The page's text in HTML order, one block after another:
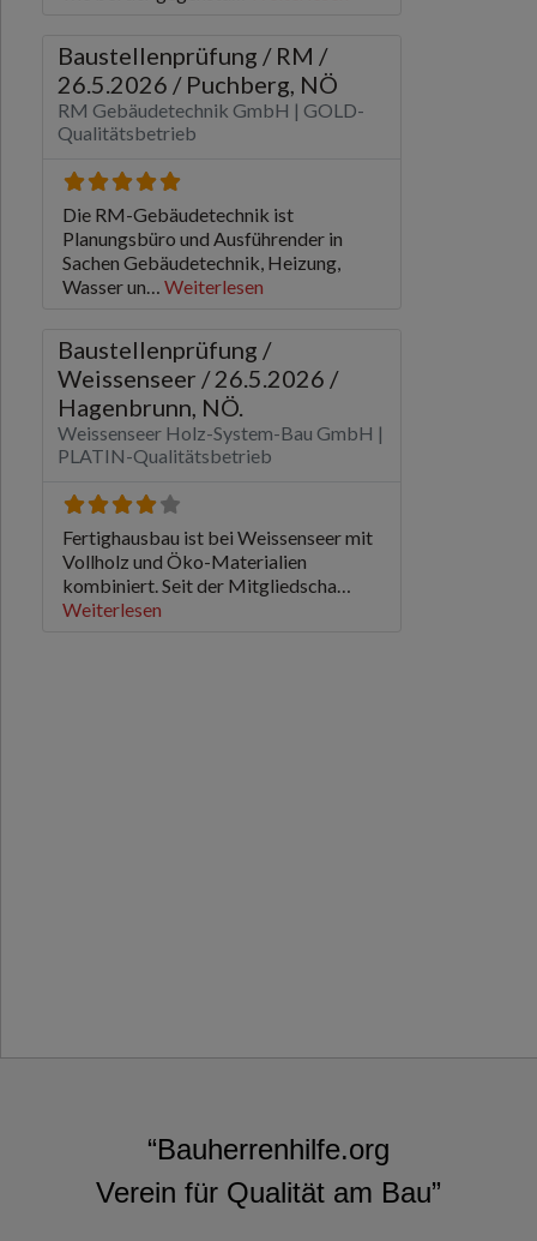
“Bauherrenhilfe.org
Verein für Qualität am Bau”